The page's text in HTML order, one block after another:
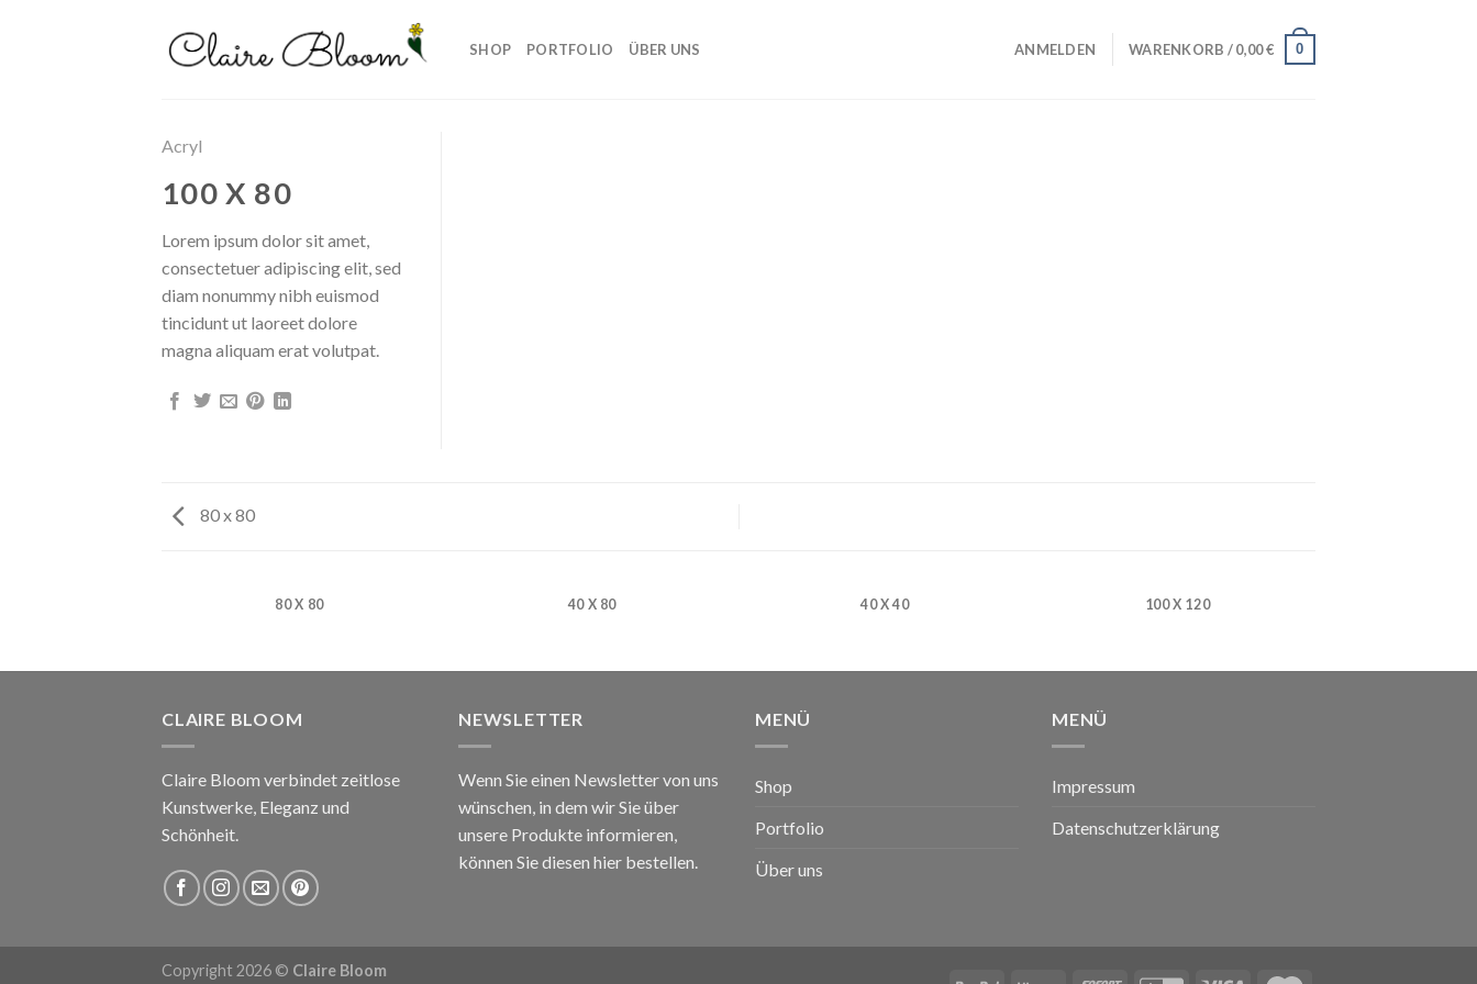
SHOP PORTFOLIO ÜBER UNS ANMELDEN WARENKORB /0,00€ 0
Acryl
100 X 80
Lorem ipsum dolor sit amet,
consectetuer adipiscing elit, sed
diam nonummy nibh euismod
tincidunt ut laoreet dolore
magna aliquam erat volutpat.
80 x 80
80 X 80 40 X 80 40 X 40 100 X 120
CLAIRE BLOOM
Claire Bloom verbindet zeitlose
Kunstwerke, Eleganz und
Schönheit.
NEWSLETTER
Wenn Sie einen Newsletter von uns
wünschen, in dem wir Sie über
unsere Produkte informieren,
können Sie diesen hier bestellen.
MENÜ
Shop
Portfolio
Über uns
MENÜ
Impressum
Datenschutzerklärung
Copyright 2026 © Claire Bloom